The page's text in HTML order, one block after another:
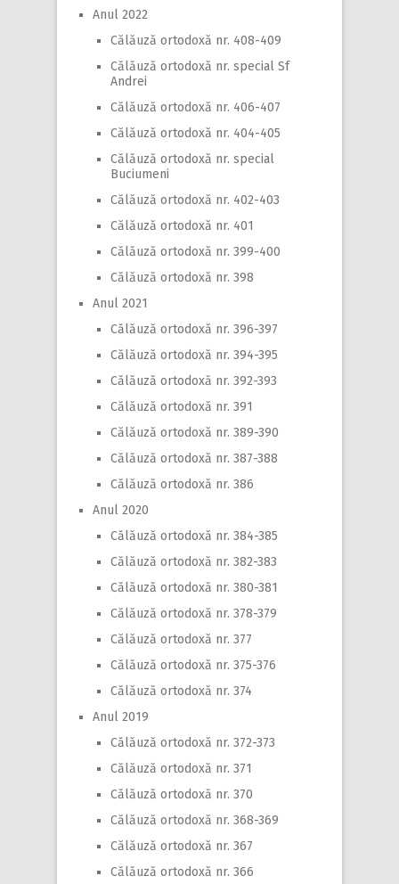
Anul 2022
Călăuză ortodoxă nr. 408-409
Călăuză ortodoxă nr. special Sf
Andrei
Călăuză ortodoxă nr. 406-407
Călăuză ortodoxă nr. 404-405
Călăuză ortodoxă nr. special
Buciumeni
Călăuză ortodoxă nr. 402-403
Călăuză ortodoxă nr. 401
Călăuză ortodoxă nr. 399-400
Călăuză ortodoxă nr. 398
Anul 2021
Călăuză ortodoxă nr. 396-397
Călăuză ortodoxă nr. 394-395
Călăuză ortodoxă nr. 392-393
Călăuză ortodoxă nr. 391
Călăuză ortodoxă nr. 389-390
Călăuză ortodoxă nr. 387-388
Călăuză ortodoxă nr. 386
Anul 2020
Călăuză ortodoxă nr. 384-385
Călăuză ortodoxă nr. 382-383
Călăuză ortodoxă nr. 380-381
Călăuză ortodoxă nr. 378-379
Călăuză ortodoxă nr. 377
Călăuză ortodoxă nr. 375-376
Călăuză ortodoxă nr. 374
Anul 2019
Călăuză ortodoxă nr. 372-373
Călăuză ortodoxă nr. 371
Călăuză ortodoxă nr. 370
Călăuză ortodoxă nr. 368-369
Călăuză ortodoxă nr. 367
Călăuză ortodoxă nr. 366